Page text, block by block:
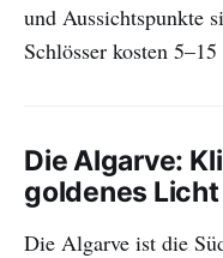
und Aussichtspunkte
Schlösser kosten
Die Algarve:
goldenes Licht
Die Algarve ist die